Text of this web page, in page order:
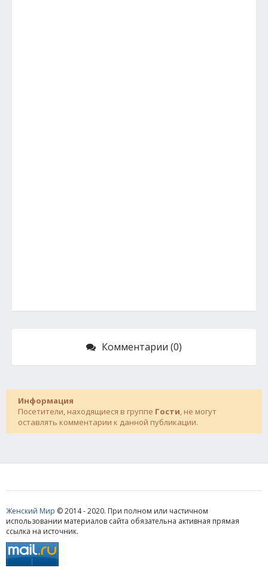
Комментарии (0)
Информация
Посетители, находящиеся в группе Гости, не могут
оставлять комментарии к данной публикации.
Женский Мир © 2014 - 2020. При полном или частичном
использовании материалов сайта обязательна активная прямая
ссылка на источник.